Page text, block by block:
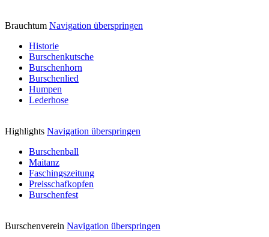
Brauchtum Navigation überspringen
Historie
Burschenkutsche
Burschenhorn
Burschenlied
Humpen
Lederhose
Highlights Navigation überspringen
Burschenball
Maitanz
Faschingszeitung
Preisschafkopfen
Burschenfest
Burschenverein Navigation überspringen